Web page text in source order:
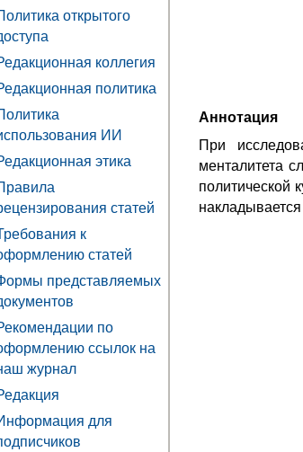
открытого
коллегия
политика
ИИ
этика
статей
к
статей
представляемых
по
ссылок на
журнал
для
Аннотация
При
менталитета
политической